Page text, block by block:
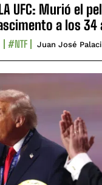
LA UFC: Murió el
a los 34
#NTF Juan José